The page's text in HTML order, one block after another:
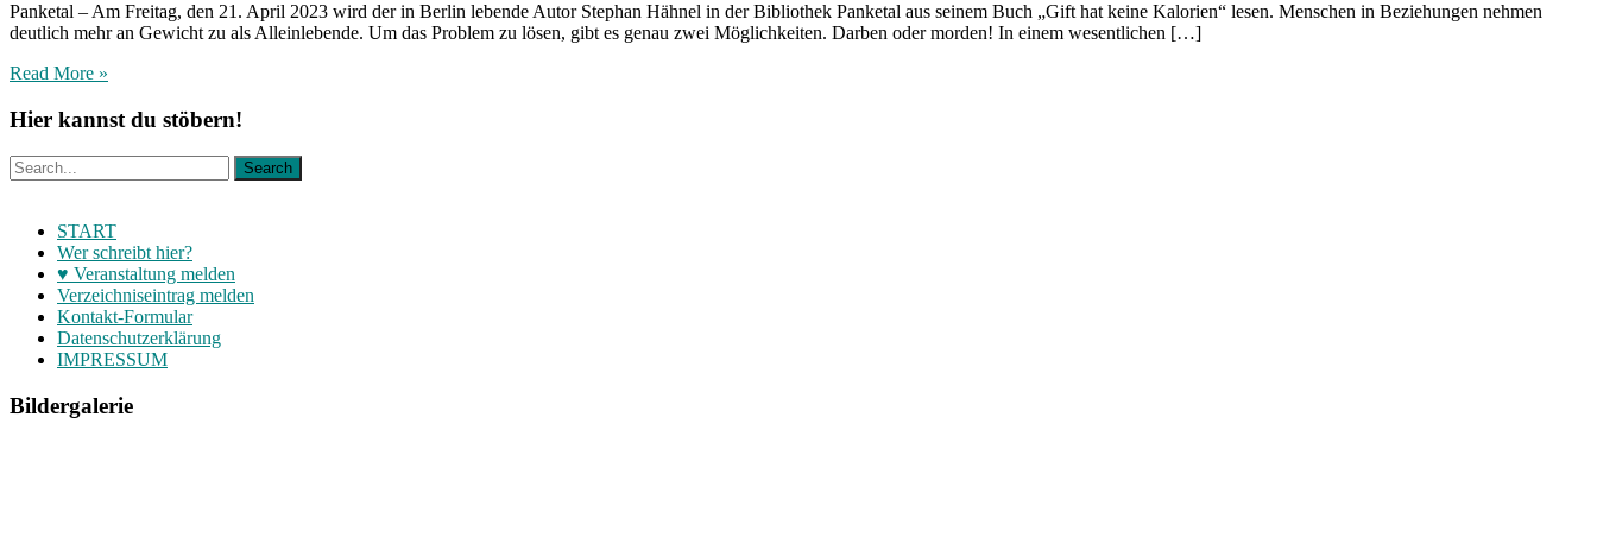
Panketal – Am Freitag, den 21. April 2023 wird der in Berlin lebende Autor Stephan Hähnel in der Bibliothek Panketal aus seinem Buch „Gift hat keine Kalorien“ lesen. Menschen in Beziehungen nehmen
deutlich mehr an Gewicht zu als Alleinlebende. Um das Problem zu lösen, gibt es genau zwei Möglichkeiten. Darben oder morden! In einem wesentlichen […]
Read More »
Hier kannst du stöbern!
START
Wer schreibt hier?
♥ Veranstaltung melden
Verzeichniseintrag melden
Kontakt-Formular
Datenschutzerklärung
IMPRESSUM
Bildergalerie